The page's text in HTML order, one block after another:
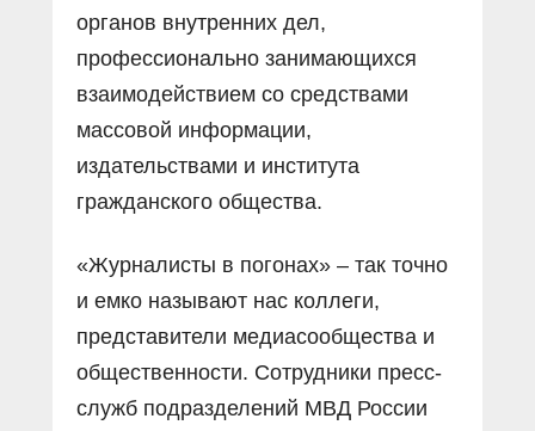
органов внутренних дел,
профессионально занимающихся
взаимодействием со средствами
массовой информации,
издательствами и института
гражданского общества.
«Журналисты в погонах» – так точно
и емко называют нас коллеги,
представители медиасообщества и
общественности. Сотрудники пресс-
служб подразделений МВД России